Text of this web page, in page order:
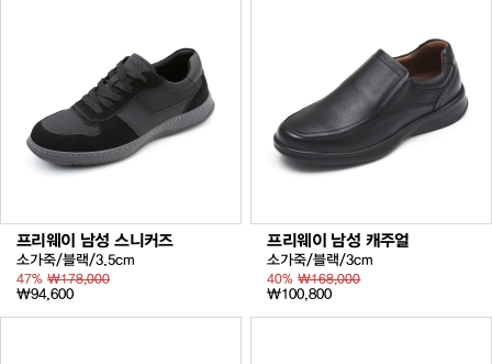
프리웨이 남성 스니커즈
소가죽/블랙/3.5cm
47% ₩178,000
₩94,600
프리웨이 남성 캐주얼
소가죽/블랙/3cm
40%₩168,000
₩100,800